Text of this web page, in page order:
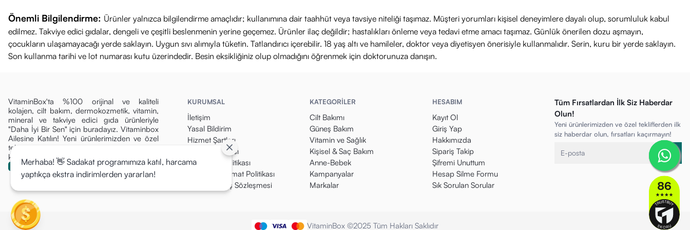
Önemli Bilgilendirme: Ürünler yalnızca bilgilendirme amaçlıdır; kullanımına dair taahhüt veya tavsiye niteliği taşımaz. Müşteri yorumları kişisel deneyimlere dayalı olup, sorumluluk kabul
edilmez. Takviye edici gıdalar, dengeli ve çeşitli beslenmenin yerine geçemez. Ürünler ilaç değildir; hastalıkları önleme veya tedavi etme amacı taşımaz. Günlük önerilen dozu aşmayın,
çocukların ulaşamayacağı yerde saklayın. Uygun sıvı alımıyla tüketin. Tatlandırıcı içerebilir. 18 yaş altı ve hamileler, doktor veya diyetisyen önerisiyle kullanmalıdır. Serin, kuru bir yerde saklayın.
Son kullanma tarihi ve lot numarası kutu üzerindedir. Besin eksikliğiniz olup olmadığını öğrenmek için doktorunuza danışın.
VitaminBox'ta %100 orijinal ve kaliteli
kolajen, cilt bakım, dermokozmetik, vitamin,
mineral ve takviye edici gıda ürünleriyle
"Daha İyi Bir Sen" için buradayız. Vitaminbox
Ailesine Katılın! Yeni ürünlerimizden ve özel
tekliflerden ilk siz haberdar olun, fırsatları
kaçırmayın!
KURUMSAL
İletişim
Yasal Bildirim
Hizmet Şartları
Gizlilik Politikası
Para İade Politikası
Kargo & Teslimat Politikası
Mesafeli Satış Sözleşmesi
KATEGORİLER
Cilt Bakımı
Güneş Bakım
Vitamin ve Sağlık
Kişisel & Saç Bakım
Anne-Bebek
Kampanyalar
Markalar
HESABIM
Kayıt Ol
Giriş Yap
Hakkımızda
Sipariş Takip
Şifremi Unuttum
Hesap Silme Formu
Sık Sorulan Sorular
Tüm Fırsatlardan İlk Siz Haberdar
Olun!
Yeni ürünlerimizden ve özel tekliflerden ilk
siz haberdar olun, fırsatları kaçırmayın!
VitaminBox ©2025 Tüm Hakları Saklıdır
Merhaba! 👋 Sadakat programımıza katıl, harcama
yaptıkça ekstra indirimlerden yararlan!